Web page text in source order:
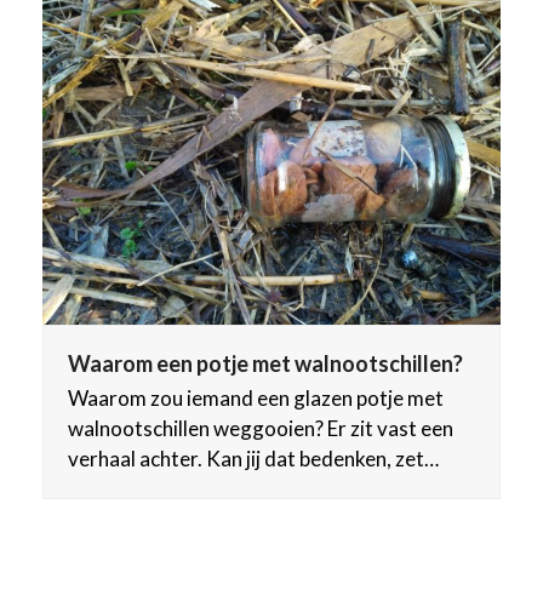
Waarom een potje met walnootschillen?
Waarom zou iemand een glazen potje met
walnootschillen weggooien? Er zit vast een
verhaal achter. Kan jij dat bedenken, zet…